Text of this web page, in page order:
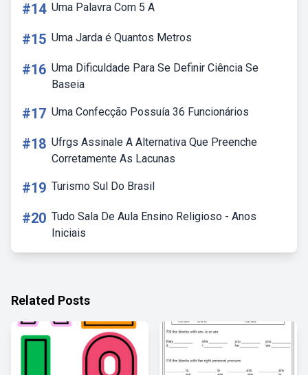
#14 Uma Palavra Com 5 A
#15 Uma Jarda é Quantos Metros
#16 Uma Dificuldade Para Se Definir Ciência Se
Baseia
#17 Uma Confecção Possuía 36 Funcionários
#18 Ufrgs Assinale A Alternativa Que Preenche
Corretamente As Lacunas
#19 Turismo Sul Do Brasil
#20 Tudo Sala De Aula Ensino Religioso - Anos
Iniciais
Related Posts